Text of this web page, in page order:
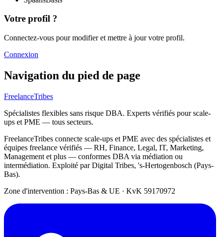
Votre profil ?
Connectez-vous pour modifier et mettre à jour votre profil.
Connexion
Navigation du pied de page
FreelanceTribes
Spécialistes flexibles sans risque DBA. Experts vérifiés pour scale-
ups et PME — tous secteurs.
FreelanceTribes connecte scale-ups et PME avec des spécialistes et
équipes freelance vérifiés — RH, Finance, Legal, IT, Marketing,
Management et plus — conformes DBA via médiation ou
intermédiation. Exploité par Digital Tribes, 's-Hertogenbosch (Pays-
Bas).
Zone d'intervention : Pays-Bas & UE · KvK 59170972